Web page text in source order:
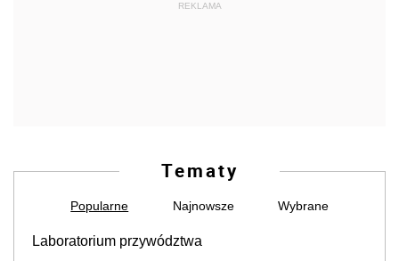
REKLAMA
Tematy
Popularne Najnowsze Wybrane
Laboratorium przywództwa